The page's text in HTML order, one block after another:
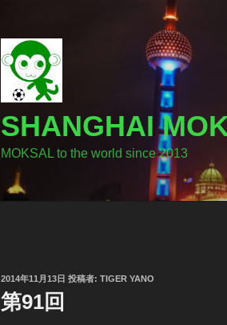
SHANGHAI
MOKSAL to the world since 2013
投
稿
日:
2014年11月13日 投稿者: TIGER YANO
第91回